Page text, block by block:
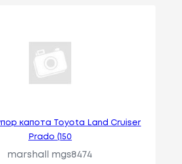
капота Toyota Land Cruiser
Prado (150
marshall mgs8474